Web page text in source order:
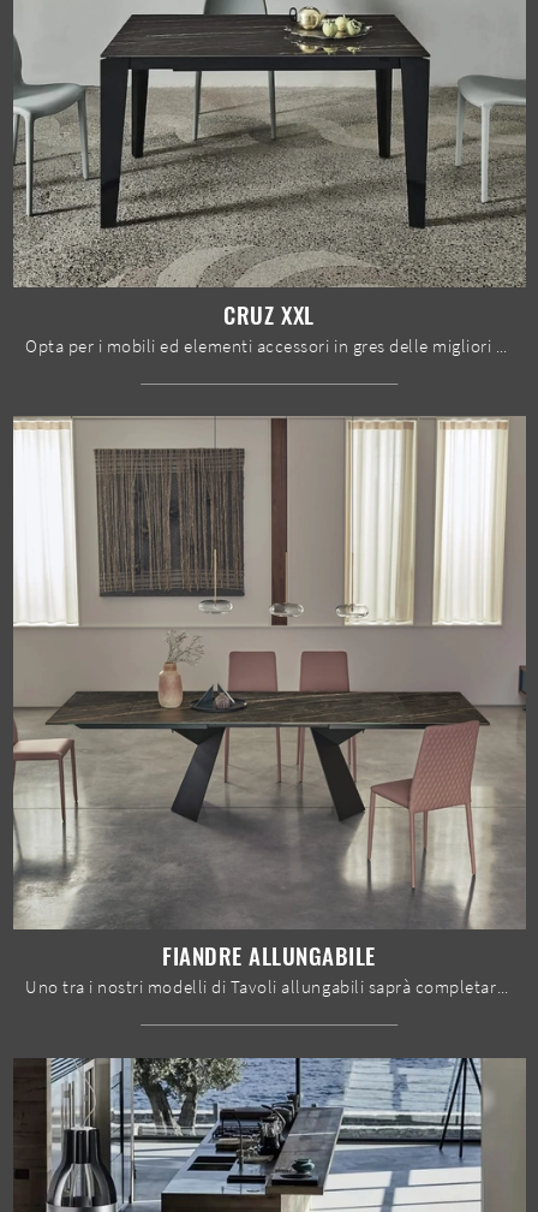
CRUZ XXL
Opta per i mobili ed elementi accessori in gres delle migliori marche per ultimare con praticità i tuoi interni senza mai sacrificare l'estetica.
FIANDRE ALLUNGABILE
Uno tra i nostri modelli di Tavoli allungabili saprà completare il tuo progetto d'arredo con funzionalità e stile.